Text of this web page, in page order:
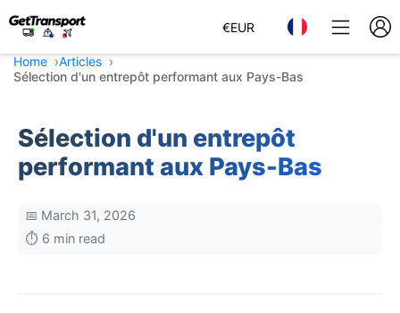
€EUR
Home
Articles
Sélection d'un entrepôt performant aux Pays-Bas
Sélection d'un entrepôt
performant aux Pays-Bas
📅 March 31, 2026
⏱️ 6 min read